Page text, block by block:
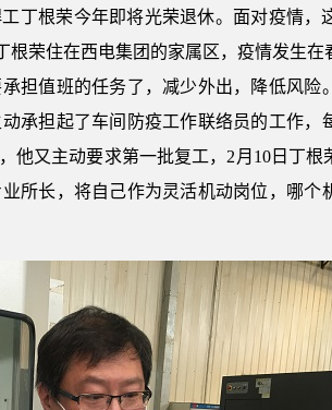
丁根荣今年即将光荣退休。面对疫情，
荣住在西电集团的家属区，疫情发生
担值班的任务了，减少外出，降低风险
承担起了车间防疫工作联络员的工作，
又主动要求第一批复工，2月10日丁根
所长，将自己作为灵活机动岗位，哪个